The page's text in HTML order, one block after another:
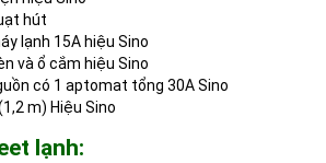
hút
15A hiệu Sino
ổ cắm hiệu Sino
có 1 aptomat tổng 30A Sino
m) Hiệu Sino
lạnh: